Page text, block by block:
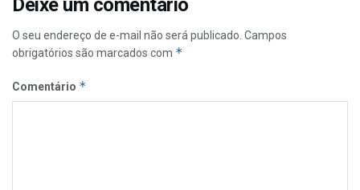
Deixe um comentário
O seu endereço de e-mail não será publicado. Campos
obrigatórios são marcados com *
Comentário *